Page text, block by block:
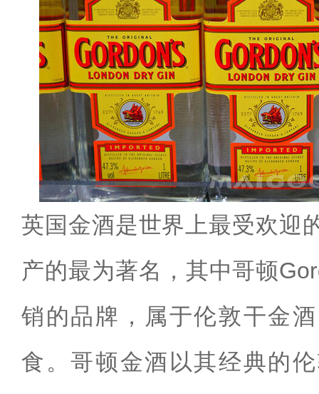
英国金酒是世界上最受欢迎
产的最为著名，其中哥顿
销的品牌，属于伦敦干金
食。哥顿金酒以其经典的